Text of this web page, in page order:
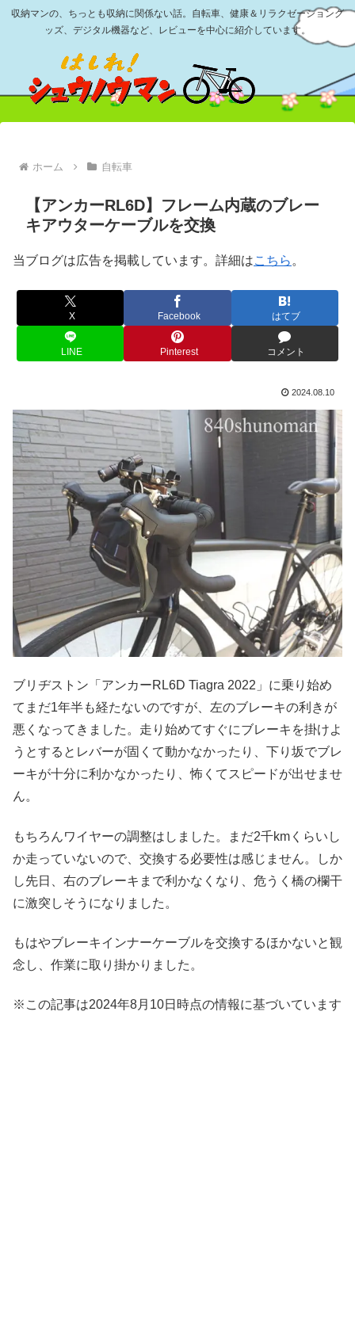
収納マンの、ちっとも収納に関係ない話。自転車、健康＆リラクゼーショング
ッズ、デジタル機器など、レビューを中心に紹介しています。
ホーム 自転車
【アンカーRL6D】フレーム内蔵のブレー
キアウターケーブルを交換
当ブログは広告を掲載しています。詳細はこちら 。
X Facebook はてブ
LINE Pinterest コメント
2024.08.10
ブリヂストン「アンカーRL6D Tiagra 2022」に乗り始め
てまだ1年半も経たないのですが、左のブレーキの利きが
悪くなってきました。走り始めてすぐにブレーキを掛けよ
うとするとレバーが固くて動かなかったり、下り坂でブレ
ーキが十分に利かなかったり、怖くてスピードが出せませ
ん。
もちろんワイヤーの調整はしました。まだ2千kmくらいし
か走っていないので、交換する必要性は感じません。しか
し先日、右のブレーキまで利かなくなり、危うく橋の欄干
に激突しそうになりました。
もはやブレーキインナーケーブルを交換するほかないと観
念し、作業に取り掛かりました。
※この記事は2024年8月10日時点の情報に基づいています